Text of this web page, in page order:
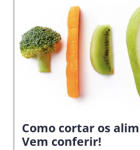
Como cortar os
Vem conferir!